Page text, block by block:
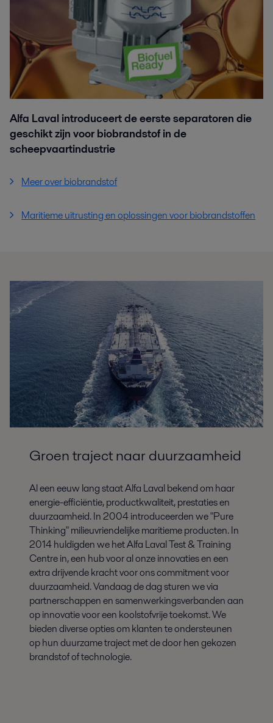
Alfa Laval introduceert de eerste separatoren die
geschikt zijn voor biobrandstof in de
scheepvaartindustrie
Meer over biobrandstof
Maritieme uitrusting en oplossingen voor biobrandstoffen
Groen traject naar duurzaamheid
Al een eeuw lang staat Alfa Laval bekend om haar
energie-efficiëntie, productkwaliteit, prestaties en
duurzaamheid. In 2004 introduceerden we "Pure
Thinking" milieuvriendelijke maritieme producten. In
2014 huldigden we het Alfa Laval Test & Training
Centre in, een hub voor al onze innovaties en een
extra drijvende kracht voor ons commitment voor
duurzaamheid. Vandaag de dag sturen we via
partnerschappen en samenwerkingsverbanden aan
op innovatie voor een koolstofvrije toekomst. We
bieden diverse opties om klanten te ondersteunen
op hun duurzame traject met de door hen gekozen
brandstof of technologie.